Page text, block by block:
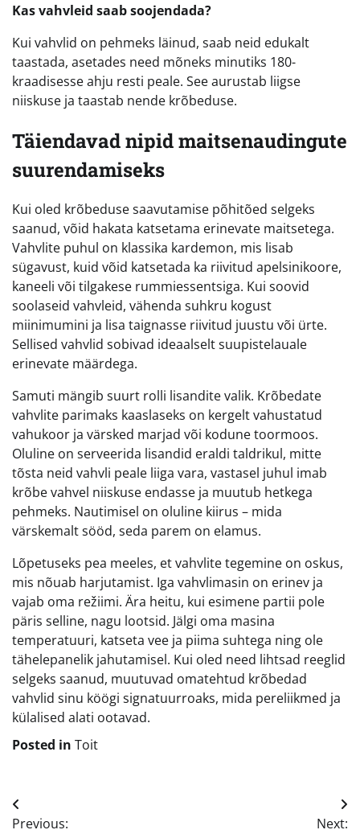
Kas vahvleid saab soojendada?
Kui vahvlid on pehmeks läinud, saab neid edukalt
taastada, asetades need mõneks minutiks 180-
kraadisesse ahju resti peale. See aurustab liigse
niiskuse ja taastab nende krõbeduse.
Täiendavad nipid maitsenaudingute
suurendamiseks
Kui oled krõbeduse saavutamise põhitõed selgeks
saanud, võid hakata katsetama erinevate maitsetega.
Vahvlite puhul on klassika kardemon, mis lisab
sügavust, kuid võid katsetada ka riivitud apelsinikoore,
kaneeli või tilgakese rummiessentsiga. Kui soovid
soolaseid vahvleid, vähenda suhkru kogust
miinimumini ja lisa taignasse riivitud juustu või ürte.
Sellised vahvlid sobivad ideaalselt suupistelauale
erinevate määrdega.
Samuti mängib suurt rolli lisandite valik. Krõbedate
vahvlite parimaks kaaslaseks on kergelt vahustatud
vahukoor ja värsked marjad või kodune toormoos.
Oluline on serveerida lisandid eraldi taldrikul, mitte
tõsta neid vahvli peale liiga vara, vastasel juhul imab
krõbe vahvel niiskuse endasse ja muutub hetkega
pehmeks. Nautimisel on oluline kiirus – mida
värskemalt sööd, seda parem on elamus.
Lõpetuseks pea meeles, et vahvlite tegemine on oskus,
mis nõuab harjutamist. Iga vahvlimasin on erinev ja
vajab oma režiimi. Ära heitu, kui esimene partii pole
päris selline, nagu lootsid. Jälgi oma masina
temperatuuri, katseta vee ja piima suhtega ning ole
tähelepanelik jahutamisel. Kui oled need lihtsad reeglid
selgeks saanud, muutuvad omatehtud krõbedad
vahvlid sinu köögi signatuurroaks, mida pereliikmed ja
külalised alati ootavad.
Posted in Toit
Navigeerimine
Previous: Next: